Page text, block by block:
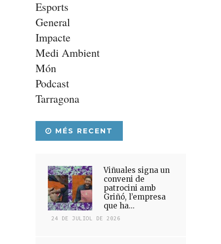
Esports
General
Impacte
Medi Ambient
Món
Podcast
Tarragona
MÉS RECENT
Viñuales signa un
conveni de
patrocini amb
Griñó, l’empresa
que ha...
24 DE JULIOL DE 2026